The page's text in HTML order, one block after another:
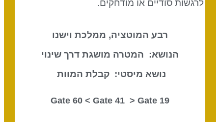
לרגשות סודיים או מודחקים.
רבע המוטציה, ממלכת וישנו
הנושא: המטרה מושגת דרך שינוי
נושא מיסטי: קבלת המוות
19 Gate 60 <
Gate 41 > Gate